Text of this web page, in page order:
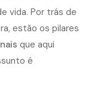
vida. Por trás de
estão os pilares
que aqui
é